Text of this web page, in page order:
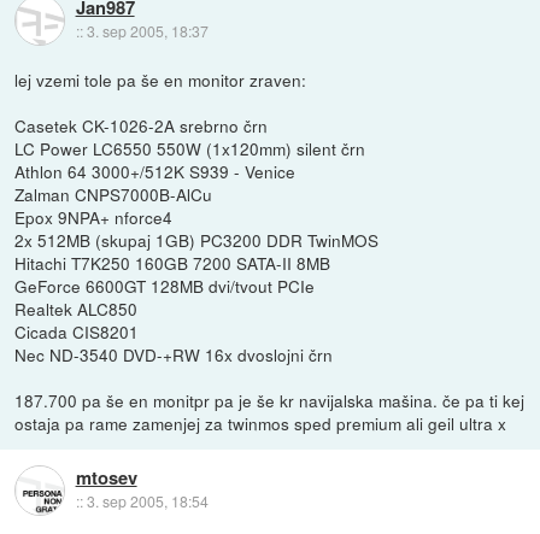
Jan987
::3. sep 2005, 18:37
lej vzemi tole pa še en monitor zraven:
Casetek CK-1026-2A srebrno črn
LC Power LC6550 550W (1x120mm) silent črn
Athlon 64 3000+/512K S939 - Venice
Zalman CNPS7000B-AlCu
Epox 9NPA+ nforce4
2x 512MB (skupaj 1GB) PC3200 DDR TwinMOS
Hitachi T7K250 160GB 7200 SATA-II 8MB
GeForce 6600GT 128MB dvi/tvout PCIe
Realtek ALC850
Cicada CIS8201
Nec ND-3540 DVD-+RW 16x dvoslojni črn
187.700 pa še en monitpr pa je še kr navijalska mašina. če pa ti kej
ostaja pa rame zamenjej za twinmos sped premium ali geil ultra x
mtosev
::3. sep 2005, 18:54